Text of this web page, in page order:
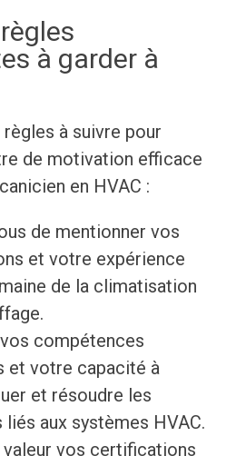
à garder à
à suivre pour
de motivation efficace
en HVAC :
de mentionner vos
et votre expérience
de la climatisation
compétences
et votre capacité à
et résoudre les
aux systèmes HVAC.
vos certifications